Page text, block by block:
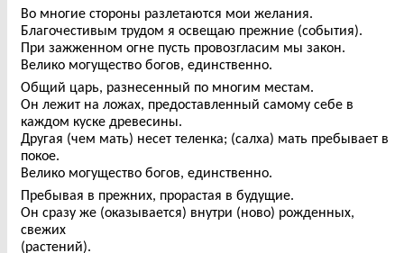
Во многие стороны разлетаются мои желания.
Благочестивым трудом я освещаю прежние (события).
При зажженном огне пусть провозгласим мы закон.
Велико могущество богов, единственно.
Общий царь, разнесенный по многим местам.
Он лежит на ложах, предоставленный самому себе в
каждом куске древесины.
Другая (чем мать) несет теленка; (салха) мать пребывает в
покое.
Велико могущество богов, единственно.
Пребывая в прежних, прорастая в будущие.
Он сразу же (оказывается) внутри (ново) рожденных,
свежих
(растений).